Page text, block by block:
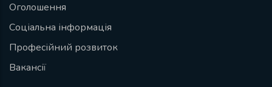
Оголошення
Соціальна інформація
Професійний розвиток
Вакансії